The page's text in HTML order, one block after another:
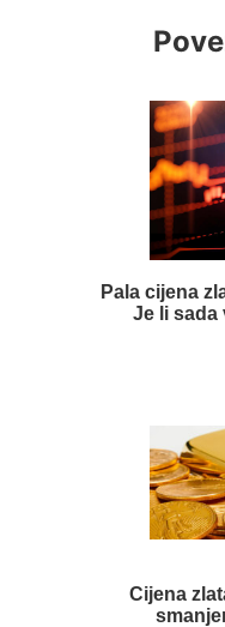
Pala cijena
Je li sada
Cijena